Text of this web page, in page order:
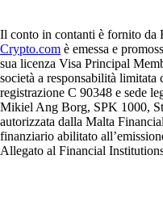
Il conto in contanti è fornito
Crypto.com è emessa e
sua licenza Visa Principal
società a responsabilità
registrazione C 90348 e sede
Mikiel Ang Borg, SPK 1000,
autorizzata dalla Malta
finanziario abilitato
Allegato al Financial